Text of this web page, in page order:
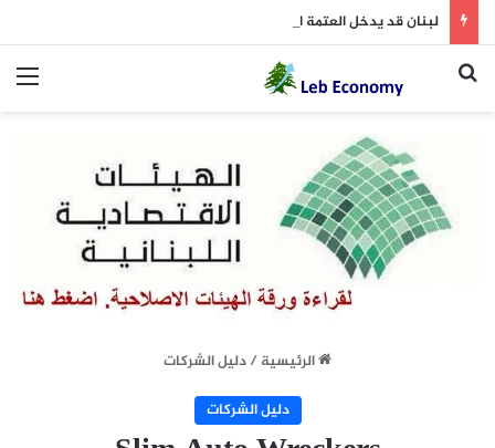
لبنان قد يدخل العتمة الشاملة في هذا الموعد
بحث عن
الرئيسية/دليل الشركات
دليل الشركات